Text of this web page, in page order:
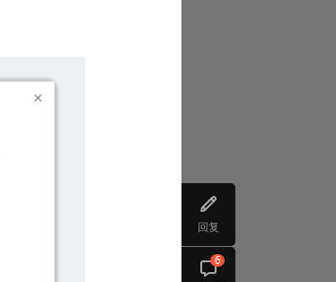
回复
6